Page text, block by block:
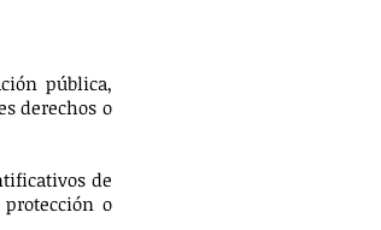
pública,
derechos o
de
o